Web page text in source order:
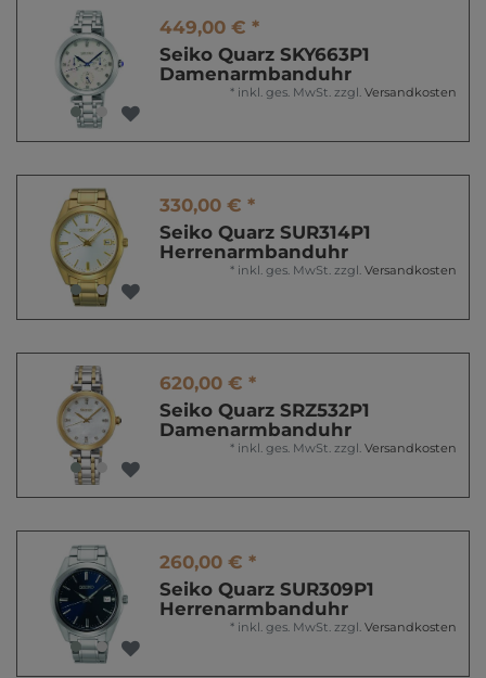
449,00 € *
Seiko Quarz SKY663P1
Damenarmbanduhr
* inkl. ges. MwSt. zzgl. Versandkosten
330,00 € *
Seiko Quarz SUR314P1
Herrenarmbanduhr
* inkl. ges. MwSt. zzgl. Versandkosten
620,00 € *
Seiko Quarz SRZ532P1
Damenarmbanduhr
* inkl. ges. MwSt. zzgl. Versandkosten
260,00 € *
Seiko Quarz SUR309P1
Herrenarmbanduhr
* inkl. ges. MwSt. zzgl. Versandkosten